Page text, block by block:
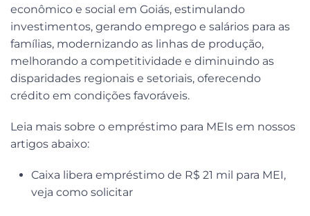
econômico e social em Goiás, estimulando
investimentos, gerando emprego e salários para as
famílias, modernizando as linhas de produção,
melhorando a competitividade e diminuindo as
disparidades regionais e setoriais, oferecendo
crédito em condições favoráveis.
Leia mais sobre o empréstimo para MEIs em nossos
artigos abaixo:
Caixa libera empréstimo de R$ 21 mil para MEI,
veja como so licitar